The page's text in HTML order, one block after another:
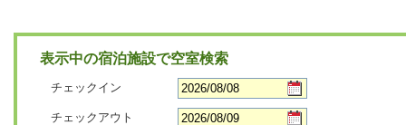
表示中の宿泊施設で空室検索
チェックイン
チェックアウト